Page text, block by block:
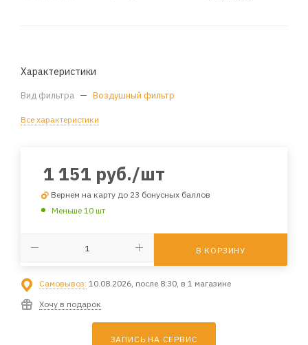
Характеристики
Вид фильтра — Воздушный фильтр
Все характеристики
1 151 руб./шт
Вернем на карту до 23 бонусных баллов
Меньше 10 шт
В КОРЗИНУ
Самовывоз: 10.08.2026, после 8:30, в 1 магазине
Хочу в подарок
ЗАПИСЬ НА СЕРВИС